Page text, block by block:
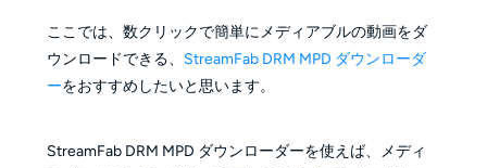
ここでは、数クリックで簡単にメディアブルの動画をダ
ウンロードできる、 StreamFab DRM MPD ダウンローダ
ーをおすすめしたいと思います。
StreamFab DRM MPD ダウンローダーを使えば、メディ